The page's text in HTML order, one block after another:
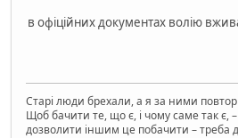
в офіційних документах волію
Старі люди брехали, а я за ними
Щоб бачити те, що є, і чому саме так є,
дозволити іншим це побачити – треба